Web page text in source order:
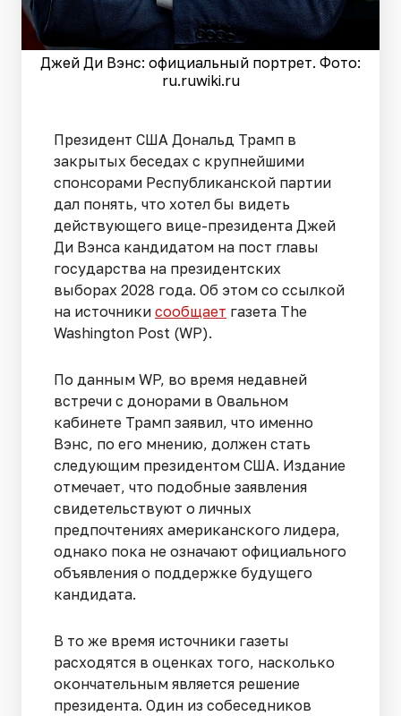
Джей Ди Вэнс: официальный портрет. Фото:
ru.ruwiki.ru
Президент США Дональд Трамп в
закрытых беседах с крупнейшими
спонсорами Республиканской партии
дал понять, что хотел бы видеть
действующего вице-президента Джей
Ди Вэнса кандидатом на пост главы
государства на президентских
выборах 2028 года. Об этом со ссылкой
на источники сообщает газета The
Washington Post (WP).
По данным WP, во время недавней
встречи с донорами в Овальном
кабинете Трамп заявил, что именно
Вэнс, по его мнению, должен стать
следующим президентом США. Издание
отмечает, что подобные заявления
свидетельствуют о личных
предпочтениях американского лидера,
однако пока не означают официального
объявления о поддержке будущего
кандидата.
В то же время источники газеты
расходятся в оценках того, насколько
окончательным является решение
президента. Один из собеседников